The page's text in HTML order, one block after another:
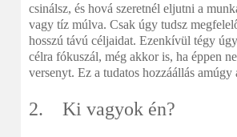
csinálsz, és hová szeretnél eljutni a
vagy tíz múlva. Csak úgy tudsz
hosszú távú céljaidat. Ezenkívül tégy
célra fókuszál, még akkor is, ha éppen
versenyt. Ez a tudatos hozzáállás
2. Ki vagyok én?